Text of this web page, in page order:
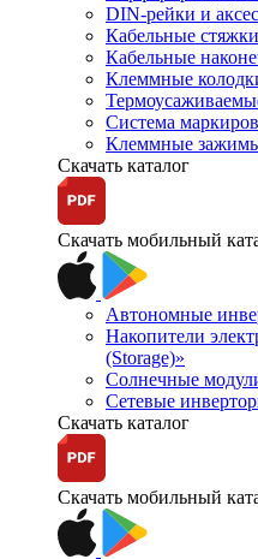
DIN-рейки и
Кабельные
Кабельные
Клеммные
Система
Клеммные
Скачать каталог
Скачать мобильный
Автономные
Накопители
(Storage)»
Солнечные
Сетевые
Скачать каталог
Скачать мобильный